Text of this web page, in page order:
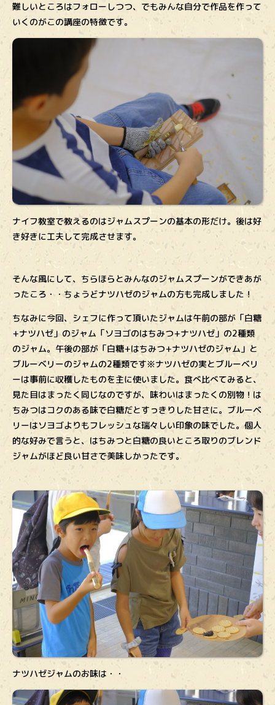
難しいところはフォローしつつ、でもみんな自分で作品を作って
いくのがこの講座の特徴です。
ナイフ教室で教えるのはジャムスプーンの基本の形だけ。後は好
き好きに工夫して完成させます。
そんな風にして、ちらほらとみんなのジャムスプーンができあが
ったころ・・ちょうどナツハゼのジャムの方も完成しました！
ちなみに今回、シェフに作って頂いたジャムは午前の部が「白糖
+ナツハゼ」のジャム「ソヨゴのはちみつ+ナツハゼ」の2種類
のジャム。午後の部が「白糖+はちみつ+ナツハゼのジャム」と
ブルーベリーのジャムの2種類です※ナツハゼの実とブルーベリ
ーは事前に収穫したものを主に使いました。食べ比べてみると、
見た目はまったく同じなのですが、味わいはまったくの別物！は
ちみつはコクのある味で白糖だとすっきりした甘さに。ブルーベ
リーはソヨゴよりもフレッシュな瑞々しい印象の味でした。個人
的な好みで言うと、はちみつと白糖の良いところ取りのブレンド
ジャムがほど良い甘さで美味しかったです。
ナツハゼジャムのお味は・・